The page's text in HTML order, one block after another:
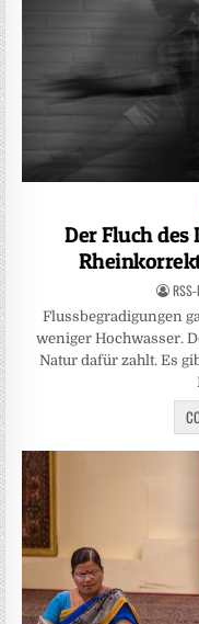
Der Fluch
RSS-
Flussbegradigungen
weniger Hochwasser.
Natur dafür zahlt. Es